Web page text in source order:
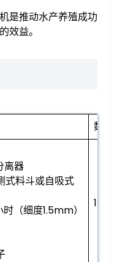
是推动水产养殖成功
效益。
数量
离器
式料斗或自吸式
（细度1.5mm）
1个